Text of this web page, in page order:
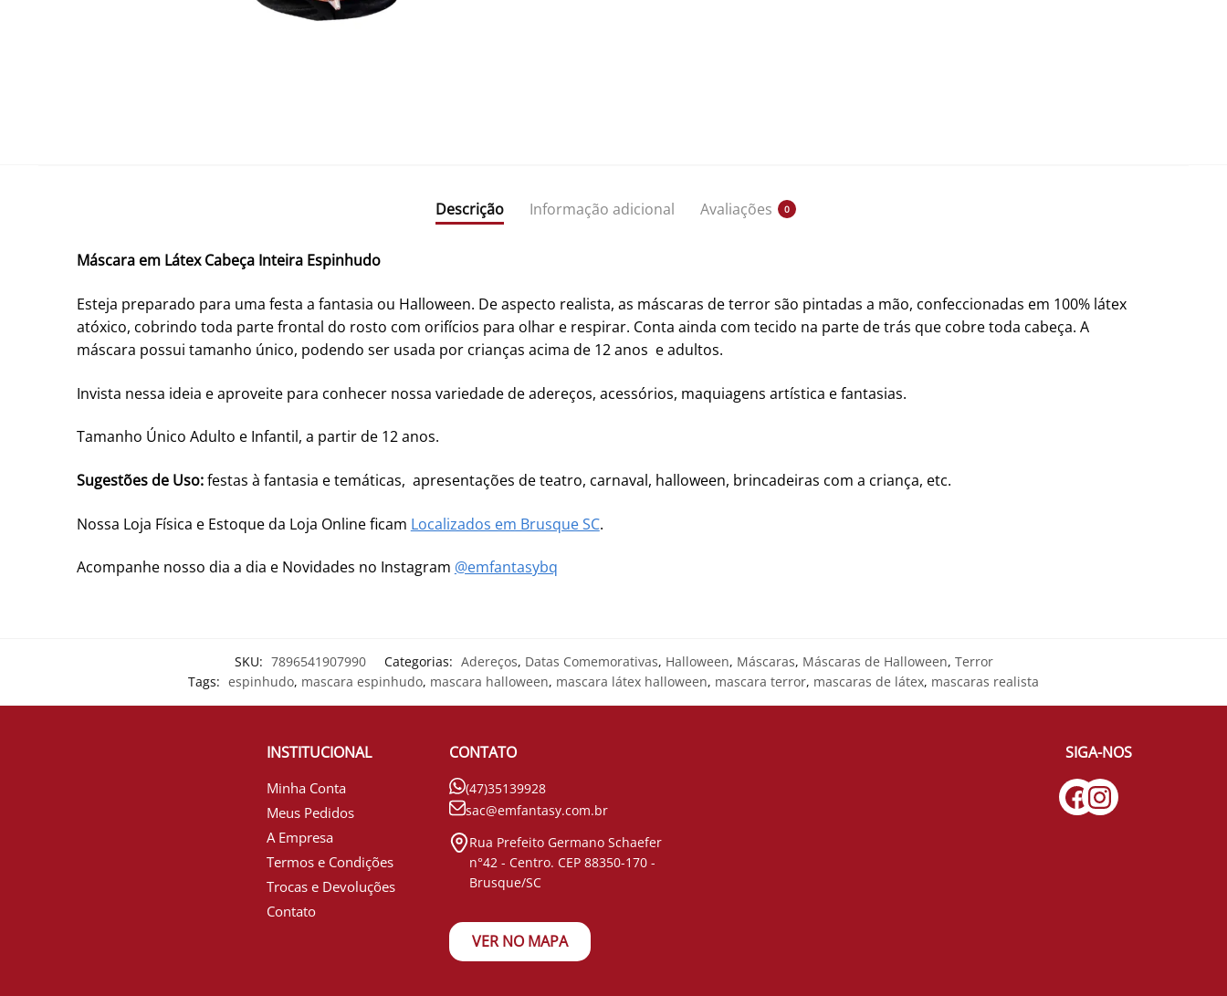
Descrição Informação adicional Avaliações 0
Máscara em Látex Cabeça Inteira Espinhudo
Esteja preparado para uma festa a fantasia ou Halloween. De aspecto realista, as máscaras de terror são pintadas a mão, confeccionadas em 100% látex
atóxico, cobrindo toda parte frontal do rosto com orifícios para olhar e respirar. Conta ainda com tecido na parte de trás que cobre toda cabeça. A
máscara possui tamanho único, podendo ser usada por crianças acima de 12 anos e adultos.
Invista nessa ideia e aproveite para conhecer nossa variedade de adereços, acessórios, maquiagens artística e fantasias.
Tamanho Único Adulto e Infantil, a partir de 12 anos.
Sugestões de Uso:festas à fantasia e temáticas, apresentações de teatro, carnaval, halloween, brincadeiras com a criança, etc.
Nossa Loja Física e Estoque da Loja Online ficam Localizados em Brusque SC.
Acompanhe nosso dia a dia e Novidades no Instagram @emfantasybq
SKU: 7896541907990 Categorias: Adereços, Datas Comemorativas, Halloween, Máscaras, Máscaras de Halloween, Terror
Tags: espinhudo, mascara espinhudo, mascara halloween, mascara látex halloween, mascara terror, mascaras de látex, mascaras realista
INSTITUCIONAL
Minha Conta
Meus Pedidos
A Empresa
Termos e Condições
Trocas e Devoluções
Contato
CONTATO
(47)35139928
sac@emfantasy.com.br
Rua Prefeito Germano Schaefer
n°42 - Centro. CEP 88350-170 -
Brusque/SC
VER NO MAPA
SIGA-NOS